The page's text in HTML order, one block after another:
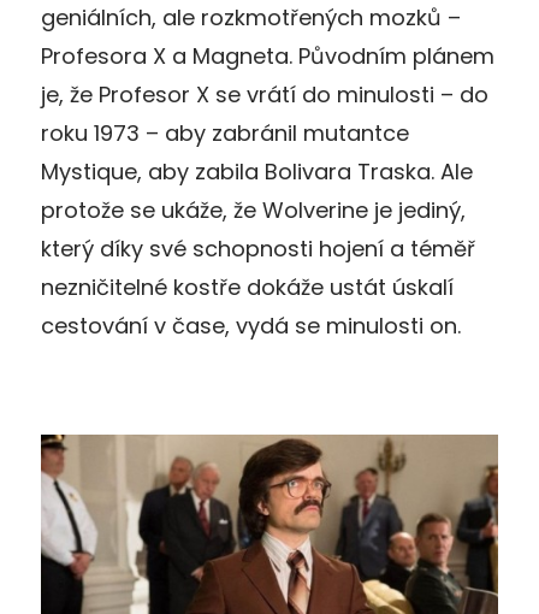
geniálních, ale rozkmotřených mozků –
Profesora X a Magneta. Původním plánem
je, že Profesor X se vrátí do minulosti – do
roku 1973 – aby zabránil mutantce
Mystique, aby zabila Bolivara Traska. Ale
protože se ukáže, že Wolverine je jediný,
který díky své schopnosti hojení a téměř
nezničitelné kostře dokáže ustát úskalí
cestování v čase, vydá se minulosti on.